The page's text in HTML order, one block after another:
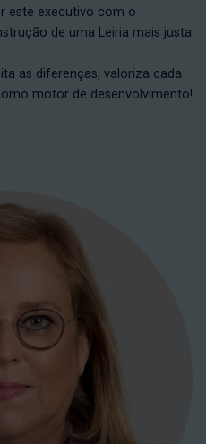
este executivo com o
de uma Leiria mais justa
as diferenças, valoriza cada
motor de desenvolvimento!